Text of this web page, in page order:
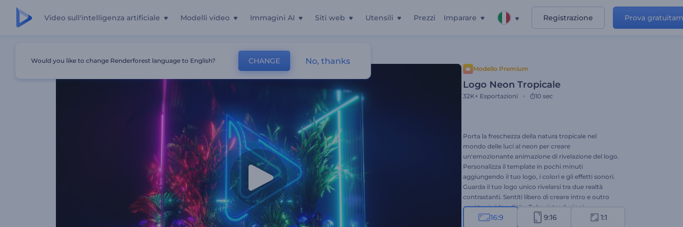
Video sull'intelligenza artificiale Modelli video Immagini AI Siti web Utensili Prezzi Imparare Registrazione Prova
Modello Premium
Logo Neon Tropicale
32K+ Esportazioni 10 sec
Porta la freschezza della natura tropicale nel
mondo delle luci al neon per creare
un'emozionante animazione di rivelazione del logo.
Personalizza il template in pochi minuti
aggiungendo il tuo logo, i colori e gli effetti sonori.
Guarda il tuo logo unico rivelarsi tra due realtà
contrastanti. Sentiti libero di creare intro e outro
per i tuoi video di YouTube, introduzioni
promozionali e altri progetti creativi. Provalo
16:9 9:16 1:1
Would you like to change Renderforest language to English? CHANGE No, thanks